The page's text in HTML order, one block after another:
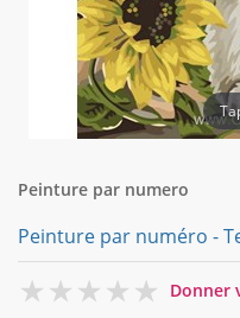
Peinture par numero
Peinture par numéro -
0
Donner